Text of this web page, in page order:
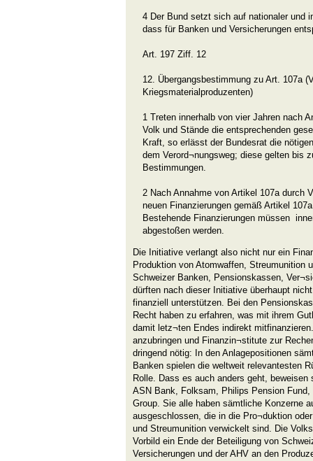
4 Der Bund setzt sich auf nationaler und
dass für Banken und Versicherungen
Art. 197 Ziff. 12
12. Übergangsbestimmung zu Art. 107a
Kriegsmaterialproduzenten)
1 Treten innerhalb von vier Jahren nach
Volk und Stände die entsprechenden
Kraft, so erlässt der Bundesrat die
dem Verord¬nungsweg; diese gelten bis
Bestimmungen.
2 Nach Annahme von Artikel 107a durch
neuen Finanzierungen gemäß Artikel
Bestehende Finanzierungen müssen
abgestoßen werden.
Die Initiative verlangt also nicht nur ein
Produktion von Atomwaffen, Streumunition
Schweizer Banken, Pensionskassen,
dürften nach dieser Initiative überhaupt
finanziell unterstützen. Bei den
Recht haben zu erfahren, was mit ihrem
damit letz¬ten Endes indirekt
anzubringen und Finanzin¬stitute zur
dringend nötig: In den Anlagepositionen
Banken spielen die weltweit relevantesten
Rolle. Dass es auch anders geht,
ASN Bank, Folksam, Philips Pension Fund,
Group. Sie alle haben sämtliche Konzerne
ausgeschlossen, die in die Pro¬duktion
und Streumunition verwickelt sind. Die
Vorbild ein Ende der Beteiligung von
Versicherungen und der AHV an den